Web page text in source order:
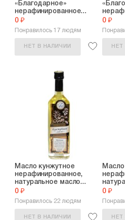
«Благодарное»
нерафинированное...
0 ₽
Понравилось 17 людям
НЕТ В НАЛИЧИИ
0 ₽
НЕТ
Масло кунжутное
нерафинированное,
натуральное масло...
0 ₽
Понравилось 22 людям
НЕТ В НАЛИЧИИ
Масло
0 ₽
НЕТ